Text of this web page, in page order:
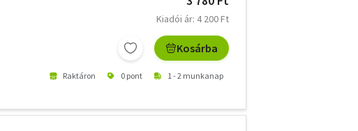
Kiadói ár: 4 200 Ft
Kosárba
Raktáron 0 pont 1 - 2 munkanap